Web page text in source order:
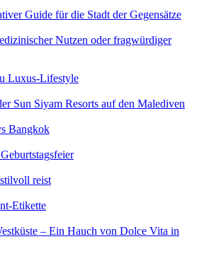
Guide für die Stadt der Gegensätze
Nutzen oder fragwürdiger
Luxus-Lifestyle
Sun Siyam Resorts auf den Malediven
Bangkok
reist
Etikette
– Ein Hauch von Dolce Vita in